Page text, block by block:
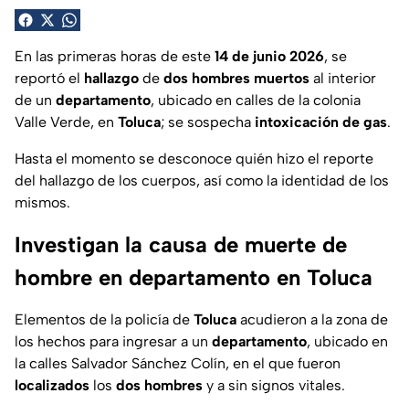
En las primeras horas de este 14 de junio 2026, se
reportó el hallazgo de dos hombres muertos al interior
de un departamento, ubicado en calles de la colonia
Valle Verde, en Toluca; se sospecha intoxicación de gas.
Hasta el momento se desconoce quién hizo el reporte
del hallazgo de los cuerpos, así como la identidad de los
mismos.
Investigan la causa de muerte de
hombre en departamento en Toluca
Elementos de la policía de Toluca acudieron a la zona de
los hechos para ingresar a un departamento, ubicado en
la calles Salvador Sánchez Colín, en el que fueron
localizados los dos hombres y a sin signos vitales.